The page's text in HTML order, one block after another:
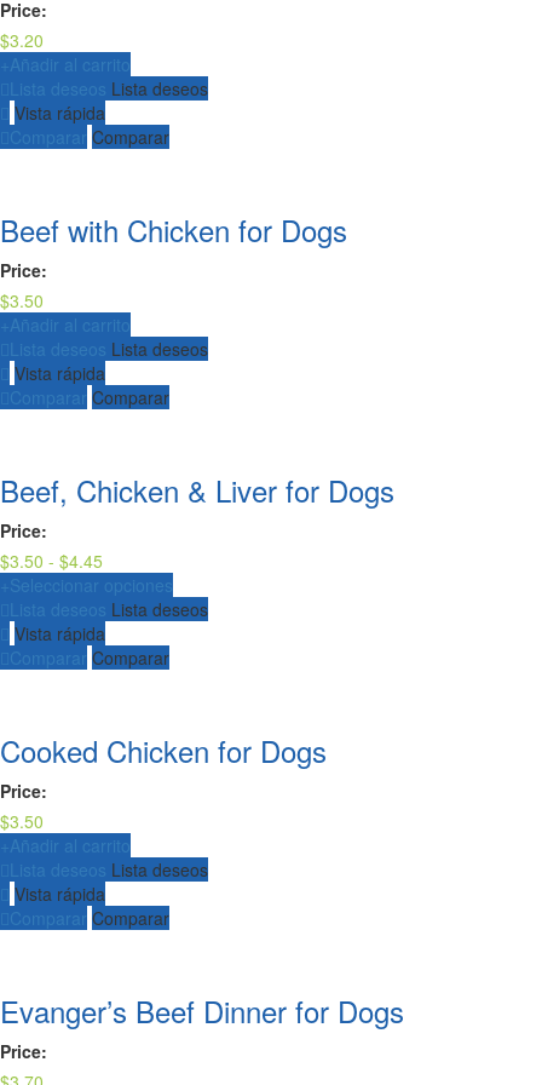
Price:
$3.20
+ Añadir al carrito
Lista deseos Lista deseos
Vista rápida
Comparar Comparar
Beef with Chicken for Dogs
Price:
$3.50
+ Añadir al carrito
Lista deseos Lista deseos
Vista rápida
Comparar Comparar
Beef, Chicken & Liver for Dogs
Price:
$3.50 - $4.45
de
precios:
desde
$3.50
+ Seleccionar opciones
Lista deseos Lista deseos
Vista rápida
Comparar Comparar
Cooked Chicken for Dogs
Price:
$3.50
+ Añadir al carrito
Lista deseos Lista deseos
Vista rápida
Comparar Comparar
Evanger’s Beef Dinner for Dogs
Price: